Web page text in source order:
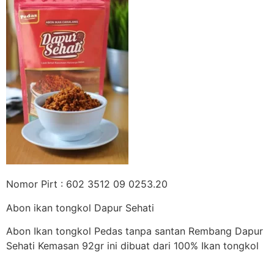
Nomor Pirt : 602 3512 09 0253.20
Abon ikan tongkol Dapur Sehati
Abon Ikan tongkol Pedas tanpa santan Rembang Dapur
Sehati Kemasan 92gr ini dibuat dari 100% Ikan tongkol